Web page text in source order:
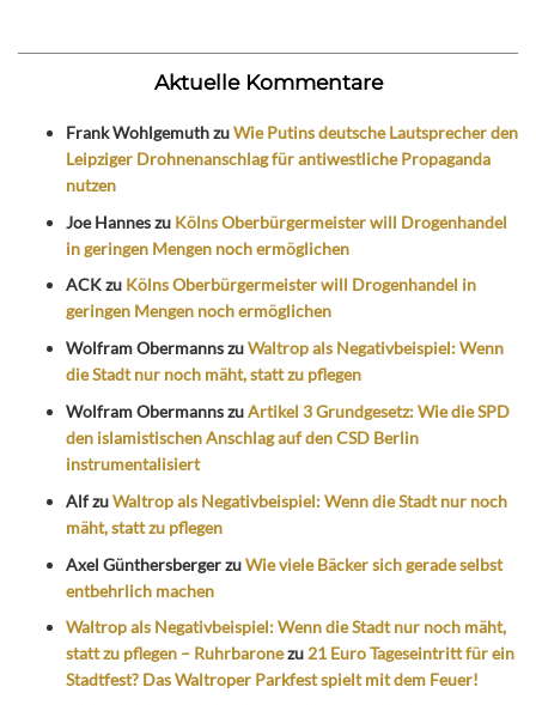
Aktuelle Kommentare
Frank WohlgemuthzuWie Putins deutsche Lautsprecher den
Leipziger Drohnenanschlag für antiwestliche Propaganda
nutzen
Joe Hanneszu Kölns Oberbürgermeister will Drogenhandel
in geringen Mengen noch ermöglichen
ACKzu Kölns Oberbürgermeister will Drogenhandel in
geringen Mengen noch ermöglichen
Wolfram ObermannszuWaltrop als Negativbeispiel: Wenn
die Stadt nur noch mäht, statt zu pflegen
Wolfram ObermannszuArtikel 3 Grundgesetz: Wie die SPD
den islamistischen Anschlag auf den CSD Berlin
instrumentalisiert
AlfzuWaltrop als Negativbeispiel: Wenn die Stadt nur noch
mäht, statt zu pflegen
Axel GünthersbergerzuWie viele Bäcker sich gerade selbst
entbehrlich machen
Waltrop als Negativbeispiel: Wenn die Stadt nur noch mäht,
statt zu pflegen – Ruhrbaronezu 21 Euro Tageseintritt für ein
Stadtfest? Das Waltroper Parkfest spielt mit dem Feuer!